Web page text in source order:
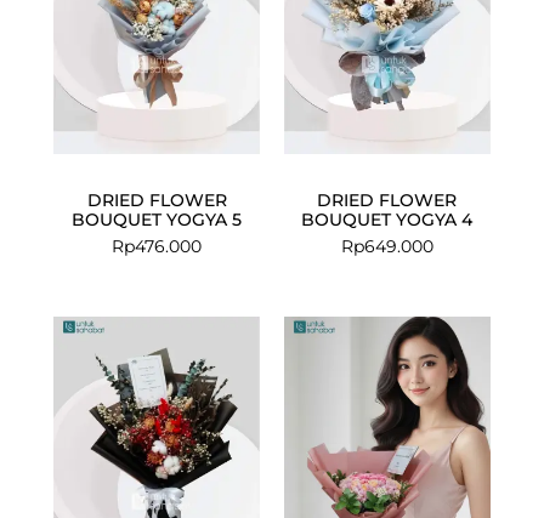
DRIED FLOWER
BOUQUET YOGYA 5
Rp476.000
DRIED FLOWER
BOUQUET YOGYA 4
Rp649.000